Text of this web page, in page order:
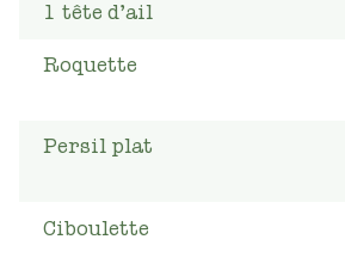
1 tête d’ail
Roquette
Persil plat
Ciboulette